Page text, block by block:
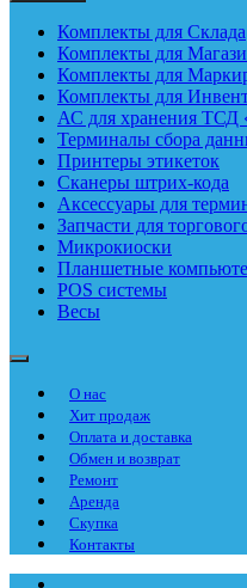
Комплекты для Склада
Комплекты для
Комплекты для
Комплекты для
АС для хранения ТСД
Терминалы сбора
Принтеры этикеток
Сканеры штрих-кода
Аксессуары для
Запчасти для
Микрокиоски
Планшетные
POS системы
Весы
О нас
Хит продаж
Оплата и доставка
Обмен и возврат
Ремонт
Аренда
Скупка
Контакты